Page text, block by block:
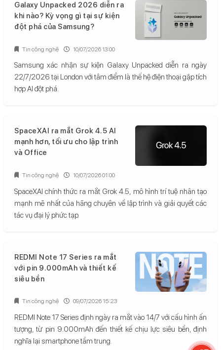
Galaxy Unpacked 2026 diễn ra
khi nào? Kỳ vọng gì tại sự kiện
đột phá của Samsung?
Samsung xác nhận sự kiện Galaxy Unpacked diễn ra ngày
22/7/2026 tại London với tâm điểm là thế hệ điện thoại gập tích
hợp AI đột phá.
Tin công nghệ 10/07/2026 13:00
SpaceXAI ra mắt Grok 4.5 AI
mạnh hơn, tối ưu cho lập trình
và Office
SpaceXAI chính thức ra mắt Grok 4.5, mô hình trí tuệ nhân tạo
mạnh mẽ nhất của hãng chuyên về lập trình và giải quyết các
tác vụ đại lý phức tạp.
Tin công nghệ 10/07/2026 01:00
REDMI Note 17 Series ra mắt
với pin 9.000mAh và thiết kế
siêu bền
REDMI Note 17 Series định ngày ra mắt vào 14/7 với cấu hình ấn
tượng, từ pin 9.000mAh đến thiết kế chịu lực siêu bền, định
nghĩa lại smartphone tầm trung.
Tin công nghệ 09/07/2026 15:23